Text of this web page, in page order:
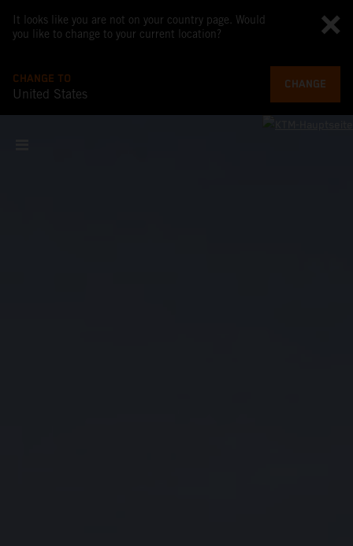
It looks like you are not on your country page. Would
you like to change to your current location?
CHANGE TO
United States
CHANGE